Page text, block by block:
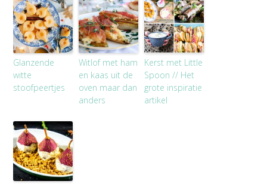
Glanzende
witte
stoofpeertjes
Witlof met ham
en kaas uit de
oven maar dan
anders
Kerst met Little
Spoon // Het
grote inspiratie
artikel